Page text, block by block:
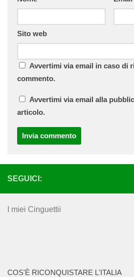
Sito web
Avvertimi via email in caso di
commento.
Avvertimi via email alla
articolo.
SEGUICI:
I miei Cinguettii
COS'È RICONQUISTARE L'ITALIA